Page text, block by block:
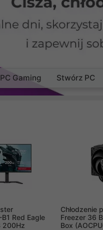
Gaming Stwórz PC
Red Eagle
200Hz
Chłodzenie
Freezer 36
Box